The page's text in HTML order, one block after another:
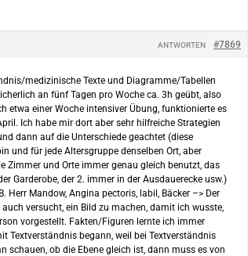
#7869
ANTWORTEN
medizinische Texte und Diagramme/Tabellen
an fünf Tagen pro Woche ca. 3h geübt, also
etwa einer Woche intensiver Übung, funktionierte es
Ich habe mir dort aber sehr hilfreiche Strategien
dann auf die Unterschiede geachtet (diese
und für jede Altersgruppe denselben Ort, aber
Zimmer und Orte immer genau gleich benutzt, das
Garderobe, der 2. immer in der Ausdauerecke usw.)
Herr Mandow, Angina pectoris, labil, Bäcker –> Der
versucht, ein Bild zu machen, damit ich wusste,
vorgestellt. Fakten/Figuren lernte ich immer
Textverständnis begann, weil bei Textverständnis
ob die Ebene gleich ist, dann muss es von